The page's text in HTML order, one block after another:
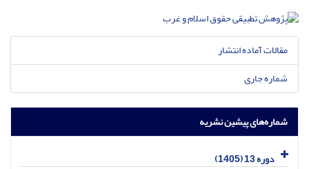
مقالات آماده انتشار
شماره جاری
شماره‌های پیشین نشریه
دوره 13 (1405)